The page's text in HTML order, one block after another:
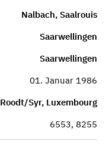
Nalbach, Saalrouis
Saarwellingen
Saarwellingen
01. Januar 1986
Roodt/Syr, Luxembourg
6553, 8255